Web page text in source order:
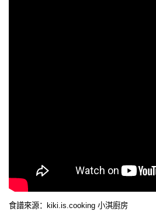
食譜來源： kiki.is.cooking 小淇廚房